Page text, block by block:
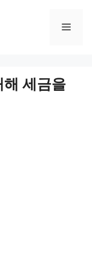
해 세금을